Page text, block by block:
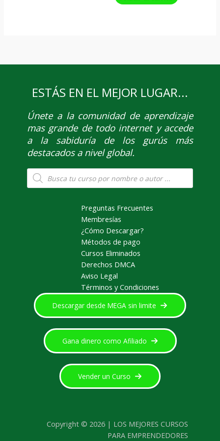
ESTÁS EN EL MEJOR LUGAR...
Únetea la comunidad de aprendizaje
mas grande de todo internet y accede
a la sabiduría de los gurús más
destacados a nivel global.
Búsqueda
de
productos
Preguntas Frecuentes
Membresías
¿Cómo Descargar?
Métodos de pago
Cursos Eliminados
Derechos DMCA
Aviso Legal
Términos y Condiciones
Descargar desde MEGA sin limite
Gana dinero como Afiliado
Vender un Curso
Copyright © 2026 | LOS MEJORES CURSOS
PARA EMPRENDEDORES